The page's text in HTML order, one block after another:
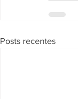
Posts recentes